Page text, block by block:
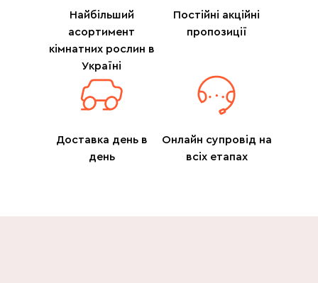
Найбільший
асортимент
кімнатних рослин в
Україні
Постійні акційні
пропозиції
Доставка день в
день
Онлайн супровід на
всіх етапах